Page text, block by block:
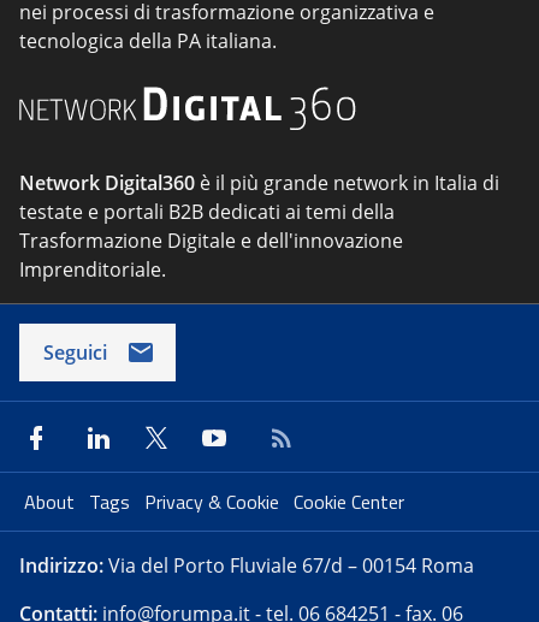
nei processi di trasformazione organizzativa e
tecnologica della PA italiana.
Network Digital360 è il più grande network in Italia di
testate e portali B2B dedicati ai temi della
Trasformazione Digitale e dell'innovazione
Imprenditoriale.
Seguici
About Tags Privacy & Cookie Cookie Center
Indirizzo:Via del Porto Fluviale 67/d – 00154 Roma
Contatti: info@forumpa.it- tel. 06 684251 - fax. 06